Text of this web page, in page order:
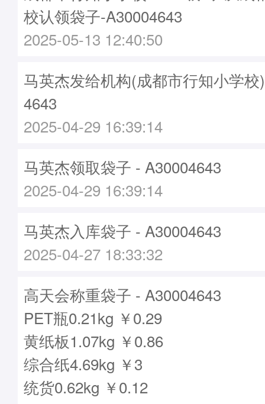
校认领袋子-A30004643
2025-05-13 12:40:50
马英杰发给机构(成都市行知小学
4643
2025-04-29 16:39:14
马英杰领取袋子 - A30004643
2025-04-29 16:39:14
马英杰入库袋子 - A30004643
2025-04-27 18:33:32
高天会称重袋子 - A30004643
PET瓶0.21kg ￥0.29
黄纸板1.07kg ￥0.86
综合纸4.69kg ￥3
统货0.62kg ￥0.12